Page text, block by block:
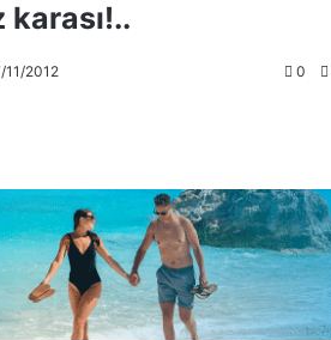
11/2012 0